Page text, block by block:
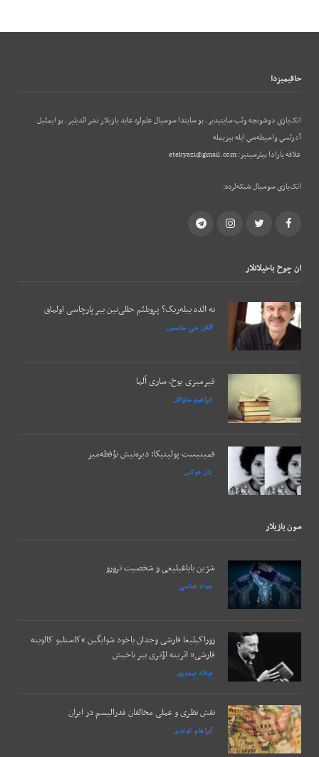
حاقيميزدا
اتک‌يازي دوشونجه وئب‌ سايتيدير. بو سايتدا سوسيال علم‌لره عايد يازيلار نشر ائديلير. بو ایمئيل
آدرئسي واسيطه‌سي ايله بيزيمله
علاقه يارادا بيلرسينيز:etekyazi@gmail.com
اتک‌يازي سوسيال شبکه‌لرده:
Facebook
Twitter
Instagram
Telegram
ان چوخ باخيلانلار
نه ائده بیله‌ریک؟ پروبلئم حللی‌نین بیر پارچاسی اولماق
آللان جی جانسون
قیرمیزی یوخ، ساری آلما
ابراهیم ساوالان
فمینیست پولیتیکا: دیره‌نیش نؤقطه‌میز
بئل هوکس
سون يازيلار
شرّین بایاغیلیغی و شخصیت ترورو
جواد عباسی
زوراکیلیغا قارشی وجدان یاخود شوایگین “کاستلیو کالوینه
قارشی” اثرینه اؤتری بیر باخیش
میلاد تیموری
نقش نظری و عملی مخالفان فدرالیسم در ایران
آبراهام الوندی